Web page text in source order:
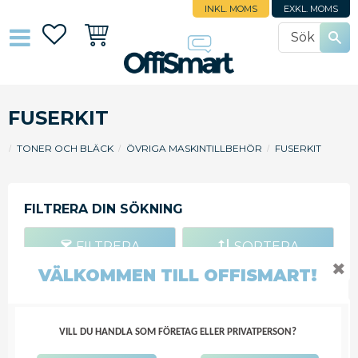
INKL. MOMS EXKL. MOMS
FavoriterKundvagn
FUSERKIT
TONER OCH BLÄCK ÖVRIGA MASKINTILLBEHÖR FUSERKIT
FILTRERA SORTERA
FUSER HP B5L36A
VÄLKOMMEN TILL OFFISMART!
VILL DU HANDLA SOM FÖRETAG ELLER PRIVATPERSON?
✖